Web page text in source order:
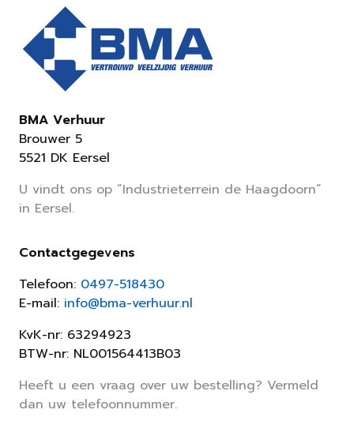
BMA Verhuur
Brouwer 5
5521 DK Eersel
U vindt ons op “Industrieterrein de Haagdoorn”
in Eersel.
Contactgegevens
Telefoon: 0497-518430
E-mail: info@bma-verhuur.nl
KvK-nr: 63294923
BTW-nr: NL001564413B03
Heeft u een vraag over uw bestelling? Vermeld
dan uw telefoonnummer.